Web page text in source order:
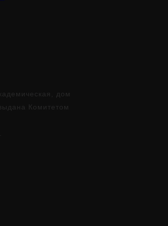
дом
Комитетом